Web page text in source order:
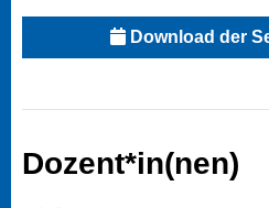
Download der
Dozent*in(nen)